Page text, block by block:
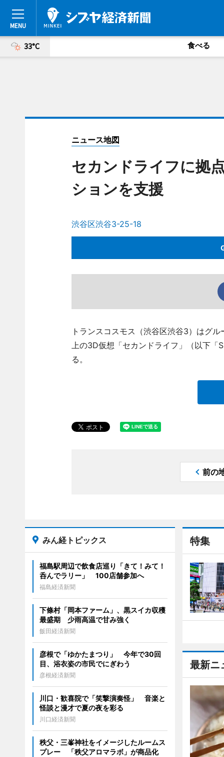
33°C 食べる
ニュース地図
セカンドライフに拠
ションを支援
渋谷区渋谷3-25-18
トランスコスモス（渋谷区渋谷3）はグ
上の3D仮想「セカンドライフ」（以下「
る。
前の
特集
最新ニ
みん経トピックス
福島駅周辺で飲食店巡り「きて！みて！
呑んでラリー」 100店舗参加へ
福島経済新聞
下條村「岡本ファーム」、黒スイカ収穫
最盛期 少雨高温で甘み強く
飯田経済新聞
彦根で「ゆかたまつり」 今年で30回
目、浴衣姿の市民でにぎわう
彦根経済新聞
川口・歓喜院で「笑撃演奏怪」 音楽と
怪談と漫才で夏の夜を彩る
川口経済新聞
秩父・三峯神社をイメージしたルームス
プレー 「秩父アロマラボ」が商品化